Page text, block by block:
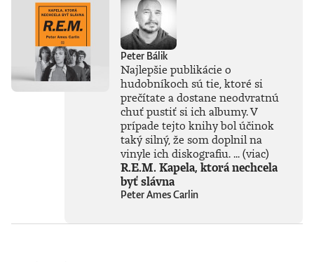
generatívnu AI
vníma len ako
najnovšiu kapitolu
v dlhom príbehu a
tvrdí, že sme stále
iba na začiatku
skutočného
Naznačuje, že
technológie, ktoré
ešte neboli ani
ovplyvnia naše
životy v 30. rokoch
tohto storočia
než čokoľvek, čo
Peter Bálik
Najlepšie publikácie o
hudobníkoch sú tie, ktoré si
prečítate a dostane neodvratnú
chuť pustiť si ich albumy. V
prípade tejto knihy bol účinok
taký silný, že som doplnil na
vinyle ich diskografiu. ...(viac)
R.E.M. Kapela, ktorá nechcela
byť slávna
Peter Ames Carlin